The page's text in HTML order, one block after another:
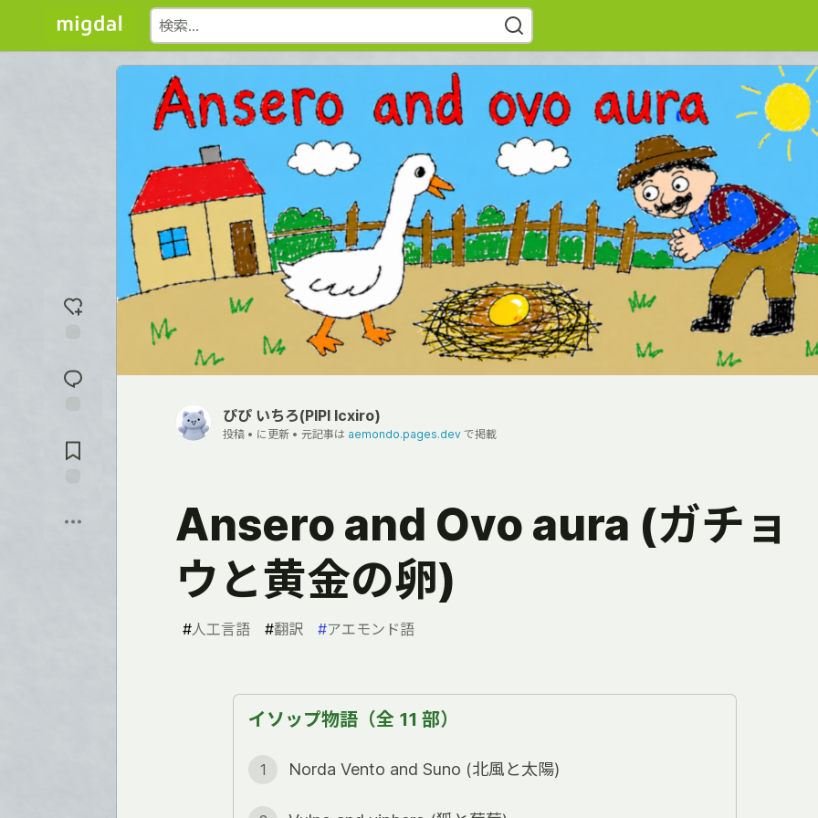
応
を
メ
ン
ぶ
存
ぴぴ いちろ(PIPI Icxiro)
投稿 • に更新 • 元記事は aemondo.pages.dev で掲載
Ansero and Ovo aura (ガチョ
ウと黄金の卵)
#人工言語 #翻訳 #アエモンド語
イソップ物語（全 11 部）
1 Norda Vento and Suno (北風と太陽)